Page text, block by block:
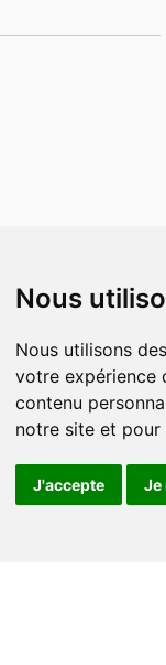
Nous
Nous utilisons des cookies et d'autres technologies de suivi pour améliorer
votre expérience
contenu
notre site et pour
J'accepte
nos nouvelles
sur les ventes et
vous désinscrire à tout
notre politique de protection